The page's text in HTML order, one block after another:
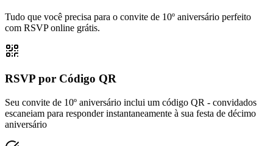
Tudo que você precisa para o convite de 10º aniversário perfeito
com RSVP online grátis.
RSVP por Código QR
Seu convite de 10º aniversário inclui um código QR - convidados
escaneiam para responder instantaneamente à sua festa de décimo
aniversário